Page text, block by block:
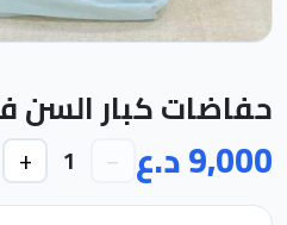
حفاضات كبار السن
9,000 د.ع −
1
+